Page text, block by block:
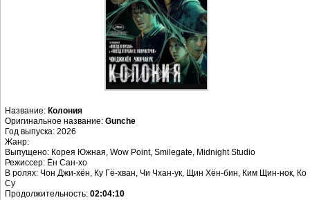
Название: Колония
Оригинальное название: Gunche
Год выпуска: 2026
Жанр:
Выпущено: Корея Южная, Wow Point, Smilegate, Midnight Studio
Режиссер: Ён Сан-хо
В ролях: Чон Джи-хён, Ку Гё-хван, Чи Чхан-ук, Щин Хён-бин, Ким Щин-нок, Ко
Су
Продолжительность: 02:04:10